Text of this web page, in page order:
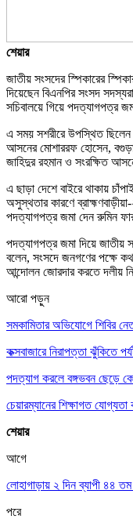
শেয়ার
জাতীয় সংসদের স্পিকারের
দিয়েছেন বিএনপির সংসদ
সচিবালয়ে গিয়ে পদত্যাগপত্র
এ সময় সশরীরে উপস্থিত
আসনের মোশাররফ হোসেন,
জাহিদুর রহমান ও সংরক্ষিত
এ ছাড়া দেশে বাইরে থাকায়
অসুস্থতার কারণে
পদত্যাগপত্র জমা দেন রুমিন
পদত্যাগপত্র জমা দিয়ে জাতীয়
বলেন, সংসদে জনগণের পক্ষে
আন্দোলন জোরদার করতে দলীয়
আরো পড়ুন
সমকামিতার অভিযোগে শিবির
কক্সবাজারে নিরাপত্তা ঝুঁকিতে
পদত্যাগ করলে বঙ্গভবন ছেড়ে
চেয়ারম্যানের শিক্ষাগত
শেয়ার
আগে
লোহাগাড়ায় ২ দিন ব্যাপী ৪৪ তম
পরে